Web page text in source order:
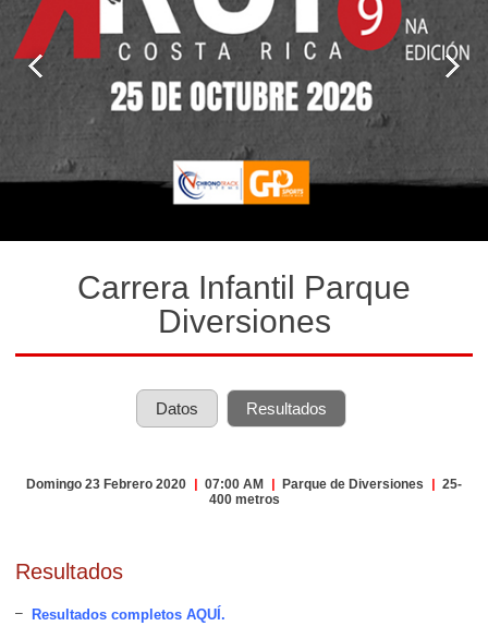
Carrera Infantil Parque
Diversiones
Datos Resultados
Domingo 23 Febrero 2020 | 07:00 AM | Parque de Diversiones | 25-
400 metros
Resultados
Resultados completos AQUÍ.